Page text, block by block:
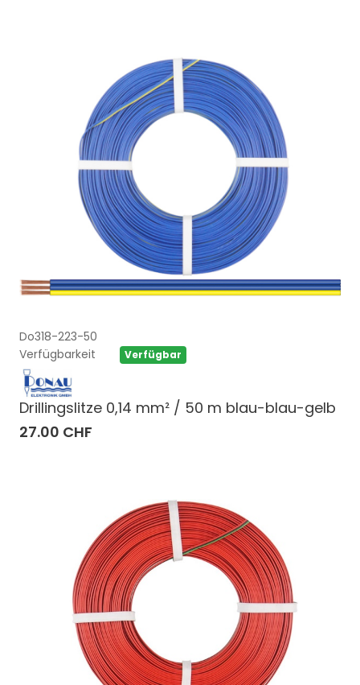
Do318-223-50
Verfügbarkeit
Verfügbar
Drillingslitze 0,14 mm² / 50 m blau-blau-gelb
27.00 CHF